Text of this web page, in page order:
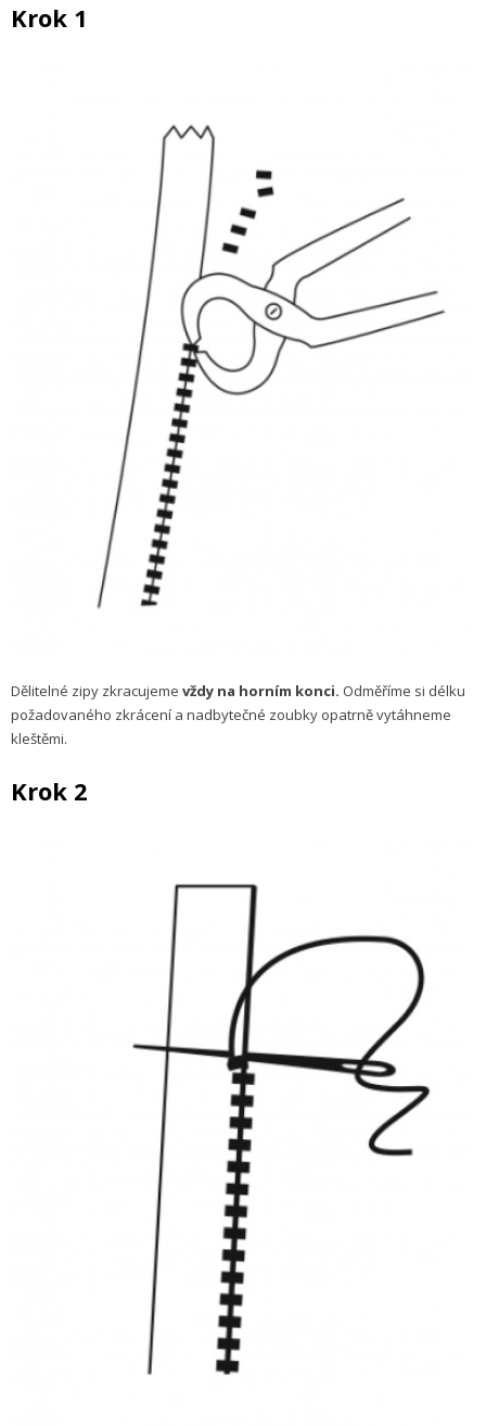
Krok 1
Dělitelné zipy zkracujeme vždy na horním konci. Odměříme si délku
požadovaného zkrácení a nadbytečné zoubky opatrně vytáhneme
kleštěmi.
Krok 2